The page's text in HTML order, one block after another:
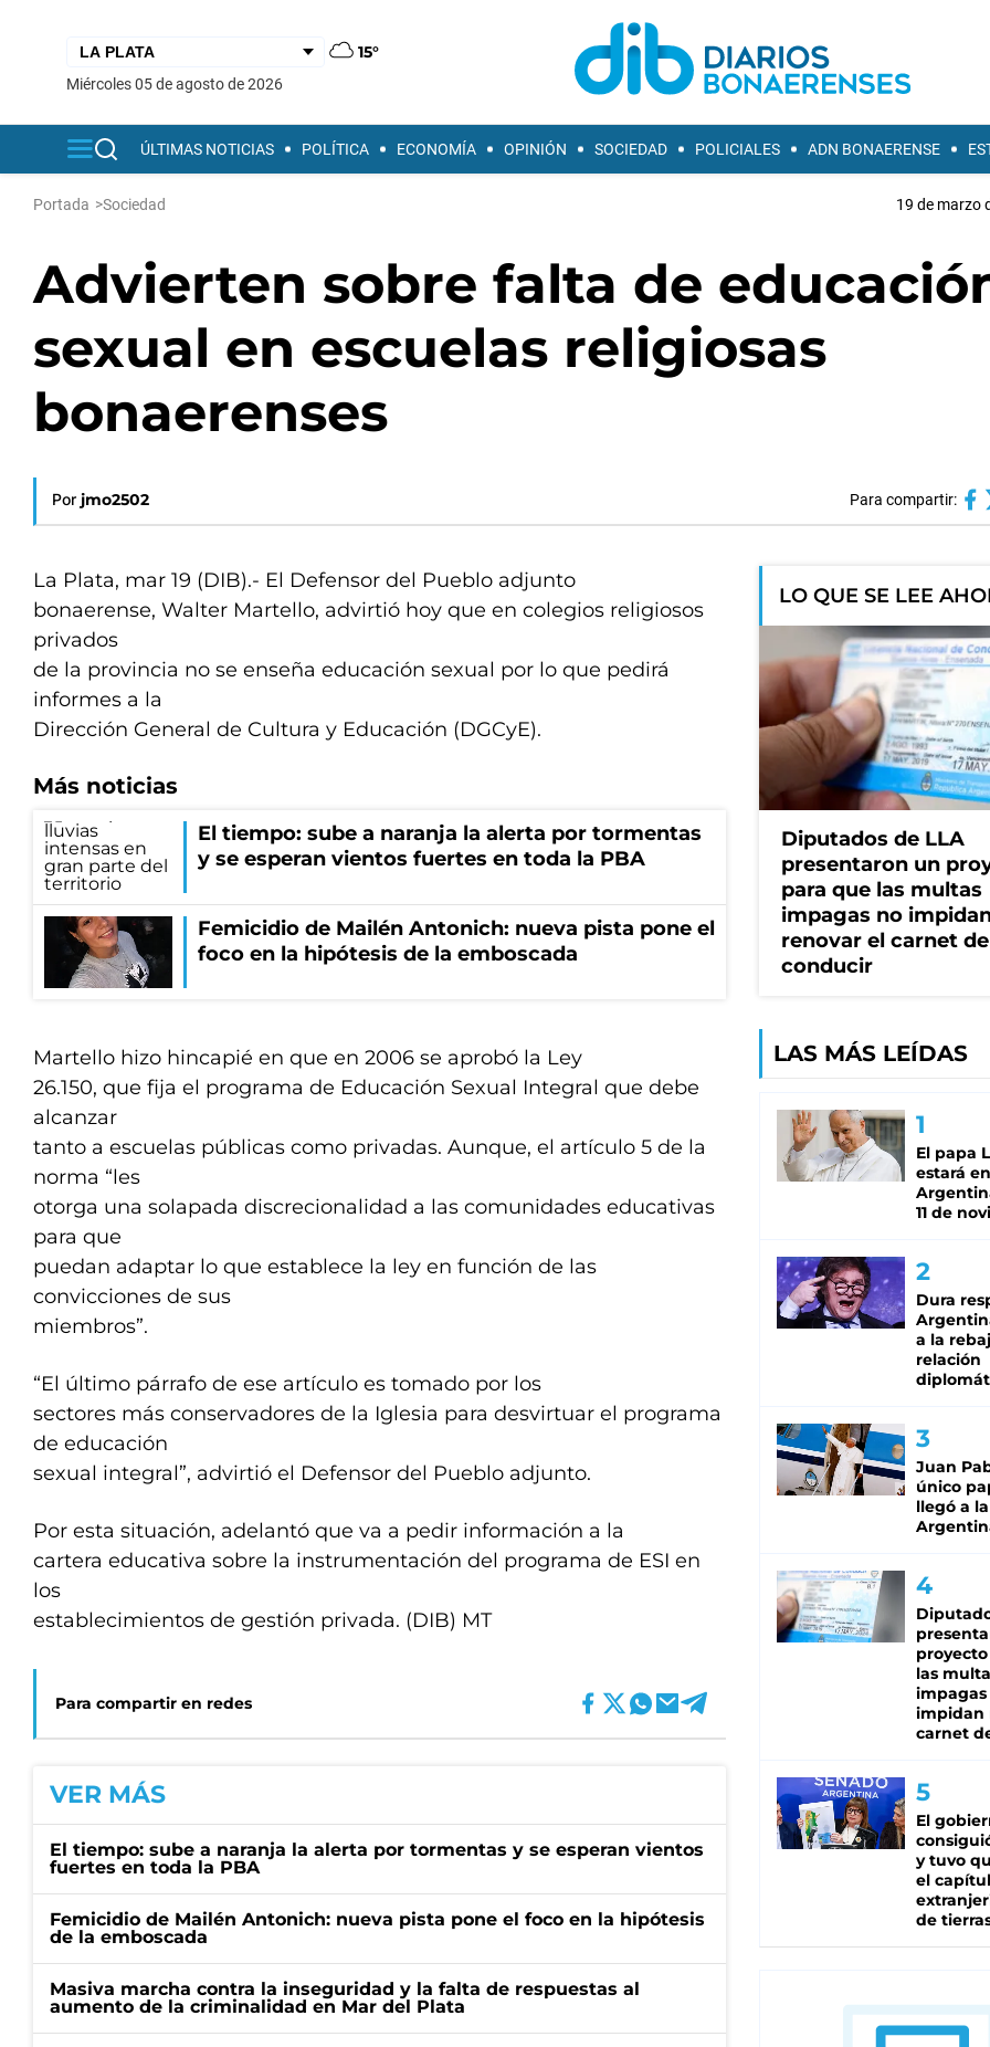
15°
miércoles 05 de agosto de 2026
ÚLTIMAS NOTICIAS POLÍTICA ECONOMÍA OPINIÓN SOCIEDAD POLICIALES ADN BONAERENSE
Portada >Sociedad 19 de marzo
Advierten sobre falta de
sexual en escuelas religiosas
bonaerenses
Por jmo2502 Para compartir:
La Plata, mar 19 (DIB).- El Defensor del Pueblo adjunto
bonaerense, Walter Martello, advirtió hoy que en colegios religiosos
privados
de la provincia no se enseña educación sexual por lo que pedirá
informes a la
Dirección General de Cultura y Educación (DGCyE).
Más noticias
El tiempo: sube a naranja la alerta por tormentas
y se esperan vientos fuertes en toda la PBA
Femicidio de Mailén Antonich: nueva pista pone el
foco en la hipótesis de la emboscada
Martello hizo hincapié en que en 2006 se aprobó la Ley
26.150, que fija el programa de Educación Sexual Integral que debe
alcanzar
tanto a escuelas públicas como privadas. Aunque, el artículo 5 de la
norma “les
otorga una solapada discrecionalidad a las comunidades educativas
para que
puedan adaptar lo que establece la ley en función de las
convicciones de sus
miembros”.
“El último párrafo de ese artículo es tomado por los
sectores más conservadores de la Iglesia para desvirtuar el programa
de educación
sexual integral”, advirtió el Defensor del Pueblo adjunto.
Por esta situación, adelantó que va a pedir información a la
cartera educativa sobre la instrumentación del programa de ESI en
los
establecimientos de gestión privada. (DIB) MT
Para compartir en redes
VER MÁS
El tiempo: sube a naranja la alerta por tormentas y se esperan vientos
fuertes en toda la PBA
Femicidio de Mailén Antonich: nueva pista pone el foco en la hipótesis
de la emboscada
Masiva marcha contra la inseguridad y la falta de respuestas al
aumento de la criminalidad en Mar del Plata
LO QUE SE LEE
Diputados de LLA
presentaron un
para que las multas
impagas no
renovar el carnet de
conducir
LAS MÁS LEÍDAS
El papa
estará
11 de
Dura
a la
relación
Juan
único
llegó a la
las
impagas
impidan
carnet
El
y tuvo
el
de